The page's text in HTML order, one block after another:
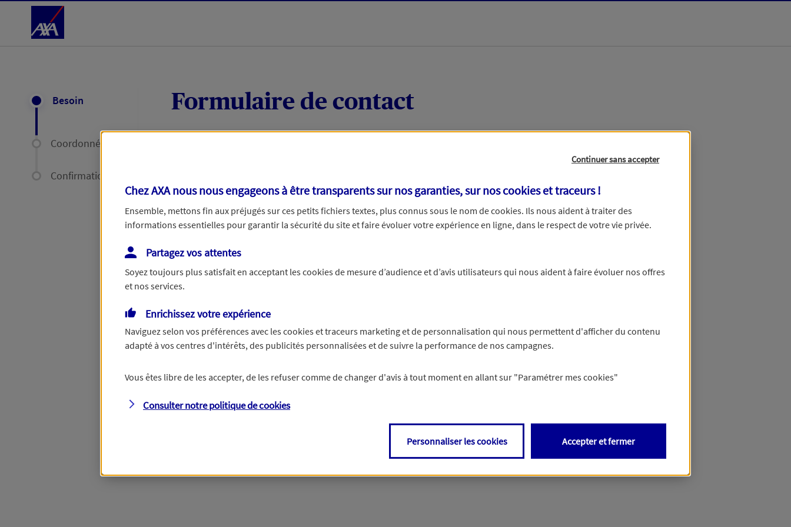
Accéder au Contenu
Besoin
Coordonnées
Confirmation
Formulaire de contact
Votre message :
Vous disposez de droits sur les informations vous concernant. Pour plus d’informations,
Continuer sans accepter
Chez AXA nous nous engageons à être transparents sur nos garanties, sur noscookies et traceurs!
Ensemble, mettons fin aux préjugés sur ces petits fichiers textes, plus connus sous le nom decookies. Ils nous aident à traiter des
informations essentielles pour garantir la sécurité du site et faire évoluer votre expérience en ligne, dans le respect de votre vie privée.
Partagez vos attentes
Soyez toujours plus satisfait en acceptant lescookiesde mesure d’audience et d’avis utilisateurs qui nous aident à faire évoluer nos offres
et nos services.
Enrichissez votre expérience
Naviguez selon vos préférences avec lescookies et traceurs marketing et de personnalisation qui nous permettent d'afficher du contenu
adapté à vos centres d'intérêts, des publicités personnalisées et de suivre la performance de nos campagnes.
Vous êtes libre de les accepter, de les refuser comme de changer d'avis à tout moment en allant sur "Paramétrer mescookies"
Consulter notre politique decookies
Personnaliser les cookies Accepter et fermer